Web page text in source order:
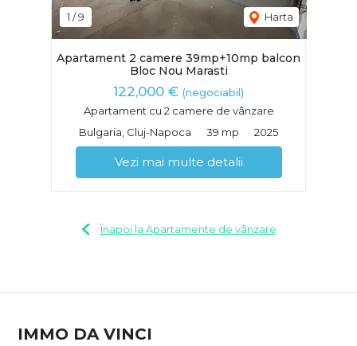
1 /9 Harta
Apartament 2 camere 39mp+10mp balcon
Bloc Nou Marasti
122,000 € (negociabil)
Apartament cu 2 camere de vânzare
Bulgaria, Cluj-Napoca
39 mp 2025
Vezi mai multe detalii
Înapoi la Apartamente de vânzare
IMMO DA VINCI